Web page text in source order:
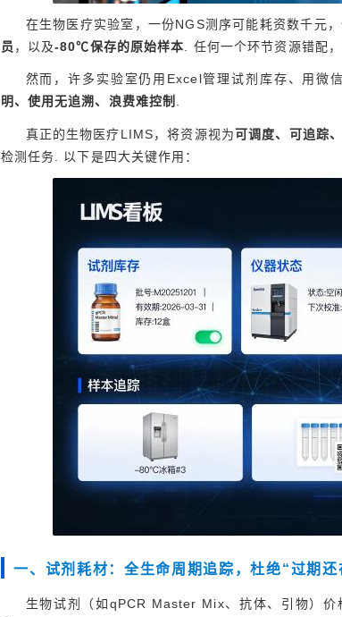
在生物医疗实验室，一份NGS测序可能耗资数千元，
员 ，以及-80℃保存的原始样本. 任何一个环节资源错配
然而，许多实验室仍用Excel管理试剂库存、用
明、使用无追溯、浪费难控制 .
真正的生物医疗LIMS，将资源视为可调度、可追踪
检测任务. 以下是四大关键作用：
一、试剂耗材：全生命周期追踪，杜绝“过期还
生物试剂（如qPCR Master Mix、抗体、引物）